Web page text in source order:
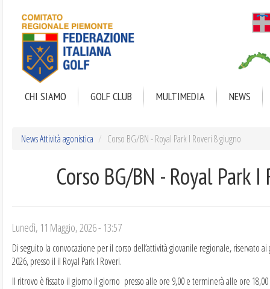
contenuto
principale
CHI SIAMO GOLF CLUB MULTIMEDIA NEWS
News Attività agonistica Corso BG/BN - Royal Park I Roveri 8 giugno
Corso BG/BN - Royal Park
Lunedì, 11 Maggio, 2026 - 13:57
Di seguito la convocazione per il corso dell’attività giovanile regionale, riservato
2026, presso il il Royal Park I Roveri.
Il ritrovo è fissato il giorno il giorno presso alle ore 9,00 e terminerà alle ore